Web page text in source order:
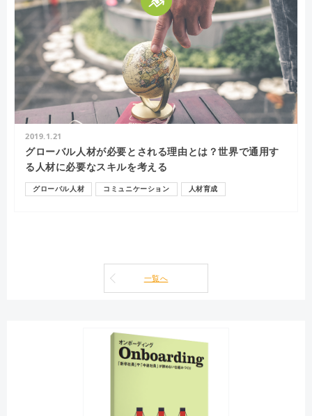
2019.1.21
グローバル人材が必要とされる理由とは？世界で通用す
る人材に必要なスキルを考える
グローバル人材 コミュニケーション 人材育成
一覧へ